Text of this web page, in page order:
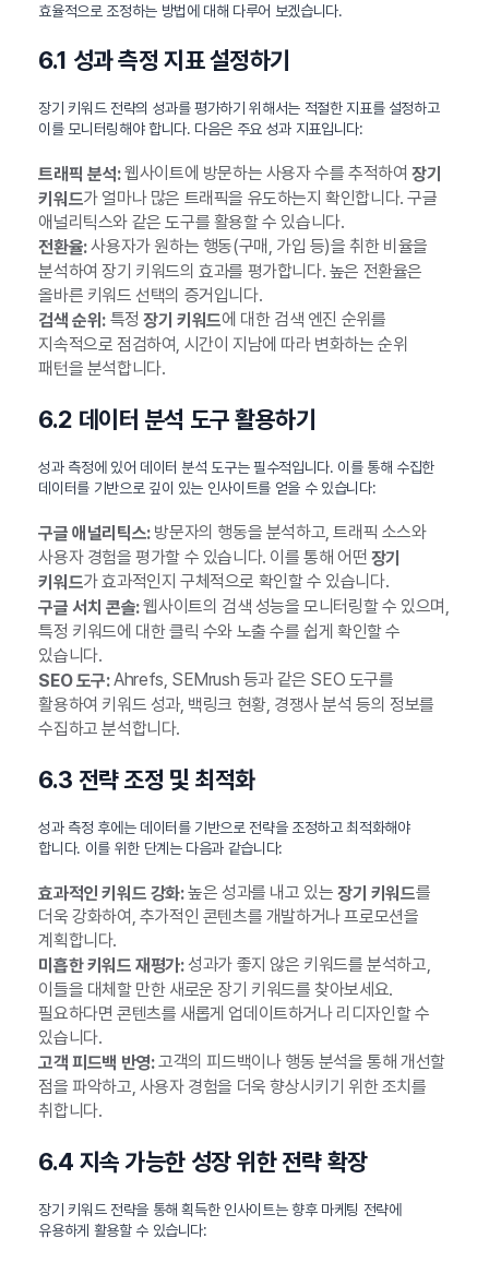
효율적으로 조정하는 방법에 대해 다루어 보겠습니다.
6.1 성과 측정 지표 설정하기
장기 키워드 전략의 성과를 평가하기 위해서는 적절한 지표를 설정하고
이를 모니터링해야 합니다. 다음은 주요 성과 지표입니다:
트래픽 분석:웹사이트에 방문하는 사용자 수를 추적하여 장기
키워드가 얼마나 많은 트래픽을 유도하는지 확인합니다. 구글
애널리틱스와 같은 도구를 활용할 수 있습니다.
전환율:사용자가 원하는 행동(구매, 가입 등)을 취한 비율을
분석하여 장기 키워드의 효과를 평가합니다. 높은 전환율은
올바른 키워드 선택의 증거입니다.
검색 순위:특정장기 키워드에 대한 검색 엔진 순위를
지속적으로 점검하여, 시간이 지남에 따라 변화하는 순위
패턴을 분석합니다.
6.2 데이터 분석 도구 활용하기
성과 측정에 있어 데이터 분석 도구는 필수적입니다. 이를 통해 수집한
데이터를 기반으로 깊이 있는 인사이트를 얻을 수 있습니다:
구글 애널리틱스:방문자의 행동을 분석하고, 트래픽 소스와
사용자 경험을 평가할 수 있습니다. 이를 통해 어떤 장기
키워드가 효과적인지 구체적으로 확인할 수 있습니다.
구글 서치 콘솔:웹사이트의 검색 성능을 모니터링할 수 있으며,
특정 키워드에 대한 클릭 수와 노출 수를 쉽게 확인할 수
있습니다.
SEO 도구:Ahrefs, SEMrush 등과 같은 SEO 도구를
활용하여 키워드 성과, 백링크 현황, 경쟁사 분석 등의 정보를
수집하고 분석합니다.
6.3 전략 조정 및 최적화
성과 측정 후에는 데이터를 기반으로 전략을 조정하고 최적화해야
합니다. 이를 위한 단계는 다음과 같습니다:
효과적인 키워드 강화:높은 성과를 내고 있는 장기 키워드를
더욱 강화하여, 추가적인 콘텐츠를 개발하거나 프로모션을
계획합니다.
미흡한 키워드 재평가:성과가 좋지 않은 키워드를 분석하고,
이들을 대체할 만한 새로운 장기 키워드를 찾아보세요.
필요하다면 콘텐츠를 새롭게 업데이트하거나 리디자인할 수
있습니다.
고객 피드백 반영:고객의 피드백이나 행동 분석을 통해 개선할
점을 파악하고, 사용자 경험을 더욱 향상시키기 위한 조치를
취합니다.
6.4 지속 가능한 성장 위한 전략 확장
장기 키워드 전략을 통해 획득한 인사이트는 향후 마케팅 전략에
유용하게 활용할 수 있습니다: